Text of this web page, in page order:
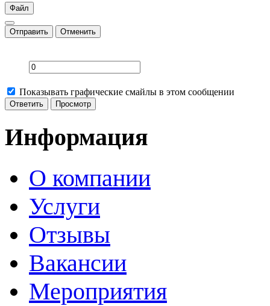
Файл
Отправить Отменить
Показывать графические смайлы в этом сообщении
Информация
О компании
Услуги
Отзывы
Вакансии
Мероприятия